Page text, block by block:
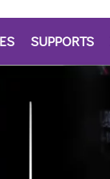
SUPPORTS